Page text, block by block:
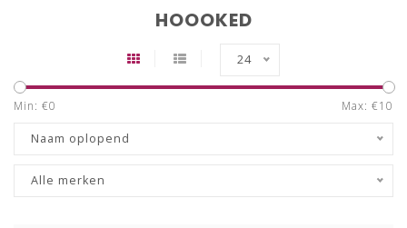
HOOOKED
24
Min: €0 Max: €10
Naam oplopend
Alle merken